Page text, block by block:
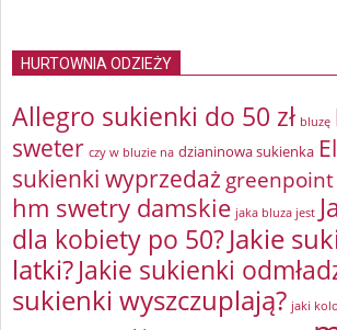
HURTOWNIA ODZIEŻY
Allegro sukienki do 50 zł bluzę
sweter czy w bluzie na dzianinowa sukienka
sukienki wyprzedaż greenpoint
hm swetry damskie jaka bluza jest
dla kobiety po 50?Jakie
latki?Jakie sukienki
sukienki wyszczuplają? jaki